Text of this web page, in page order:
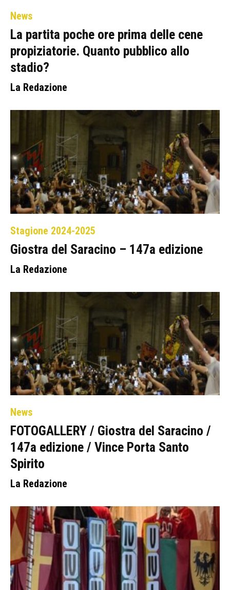
News
La partita poche ore prima delle cene
propiziatorie. Quanto pubblico allo
stadio?
La Redazione
Stagione 2024-2025
Giostra del Saracino – 147a edizione
La Redazione
News
FOTOGALLERY / Giostra del Saracino /
147a edizione / Vince Porta Santo
Spirito
La Redazione